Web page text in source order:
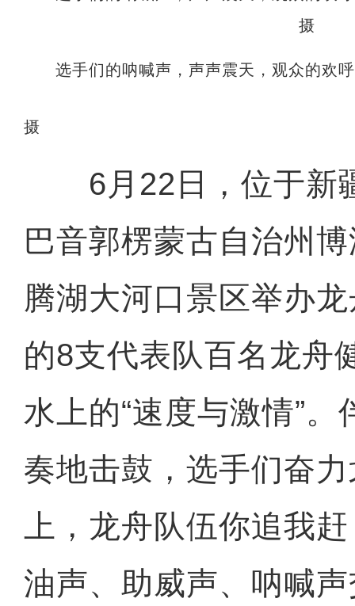
选手们的呐喊声，声声震天，观众的欢
摄
6月22日，位于新
巴音郭楞蒙古自治州
腾湖大河口景区举办
的8支代表队百名龙舟
水上的“速度与激情”
奏地击鼓，选手们奋
上，龙舟队伍你追我
油声、助威声、呐喊